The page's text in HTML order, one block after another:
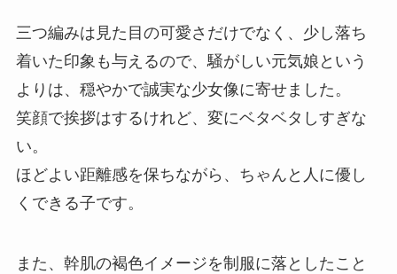
三つ編みは見た目の可愛さだけでなく、少し落ち
着いた印象も与えるので、騒がしい元気娘という
よりは、穏やかで誠実な少女像に寄せました。
笑顔で挨拶はするけれど、変にベタベタしすぎな
い。
ほどよい距離感を保ちながら、ちゃんと人に優し
くできる子です。
また、幹肌の褐色イメージを制服に落としたこと